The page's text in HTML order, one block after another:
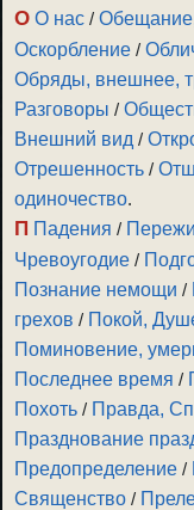
О О нас /
Оскорбление /
Обряды, внешнее,
Разговоры /
Внешний вид /
Отрешенность /
одиночество.
П Падения /
Чревоугодие /
Познание немощи /
грехов / Покой,
Поминовение,
Последнее время /
Похоть / Правда,
Празднование
Предопределение /
Священство /